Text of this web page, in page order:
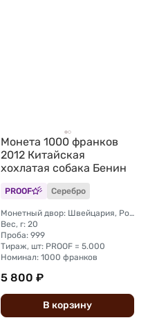
Монета 1000 франков
2012 Китайская
хохлатая собака Бенин
PROOF Серебро
Монетный двор: Швейцария, Ротенбург (HelveticMint)
Вес, г: 20
Проба: 999
Тираж, шт: PROOF = 5.000
Номинал: 1000 франков
5 800 ₽
В корзину